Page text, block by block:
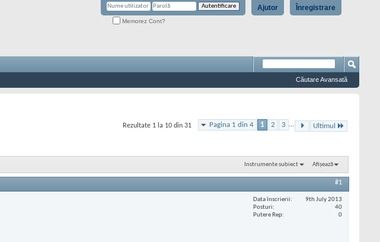
Înregistrare
Ajutor
Memorez Cont?
Căutare Avansată
Pagina 1 din 4 1 2 3 ... Ultimul
Rezultate 1 la 10 din 31
Instrumente subiect Afișează
#1
Data înscrierii
9th July 2013
Posturi
40
Putere Rep
0